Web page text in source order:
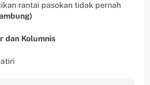
rantai pasokan tidak pernah
dan Kolumnis